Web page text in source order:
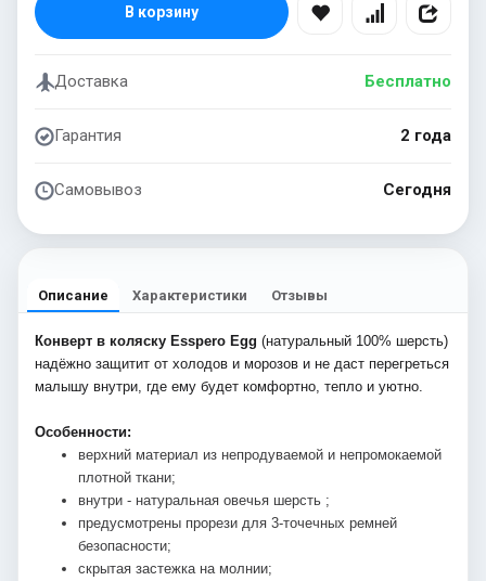
В корзину
Доставка Бесплатно
Гарантия 2 года
Самовывоз Сегодня
Описание Характеристики Отзывы
Конверт в коляску Esspero Egg (натуральный 100% шерсть)
надёжно защитит от холодов и морозов и не даст перегреться
малышу внутри, где ему будет комфортно, тепло и уютно.
Особенности:
верхний материал из непродуваемой и непромокаемой
плотной ткани;
внутри - натуральная овечья шерсть ;
предусмотрены прорези для 3-точечных ремней
безопасности;
скрытая застежка на молнии;